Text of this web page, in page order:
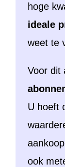
hoge
ideale
weet te
Voor
U hoeft
ook